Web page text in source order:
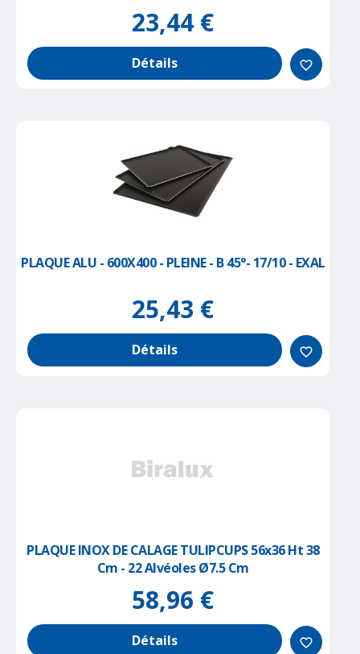
23,44 €
Détails favorite_border
PLAQUE ALU - 600X400 - PLEINE - B 45°- 17/10 - EXAL
25,43 €
Détails favorite_border
PLAQUE INOX DE CALAGE TULIPCUPS 56x36 Ht 38
Cm - 22 Alvéoles Ø7.5 Cm
58,96 €
Détails favorite_border